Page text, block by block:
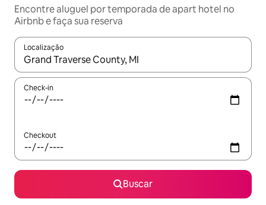
Encontre aluguel por temporada de apart hotel no
Airbnb e faça sua reserva
Localização
Quando os resultados estiverem disponíveis, explore-os
Check-in
Checkout
Buscar